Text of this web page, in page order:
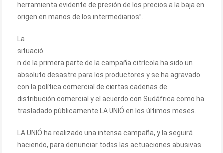
herramienta evidente de presión de los precios a la baja en
origen en manos de los intermediarios”.
La
situació
n de la primera parte de la campaña citrícola ha sido un
absoluto desastre para los productores y se ha agravado
con la política comercial de ciertas cadenas de
distribución comercial y el acuerdo con Sudáfrica como ha
trasladado públicamente LA UNIÓ en los últimos meses.
LA UNIÓ ha realizado una intensa campaña, y la seguirá
haciendo, para denunciar todas las actuaciones abusivas